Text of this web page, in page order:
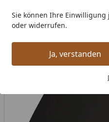
Sie können Ihre Einwilligung
oder widerrufen.
Ja, verstanden
Startseite